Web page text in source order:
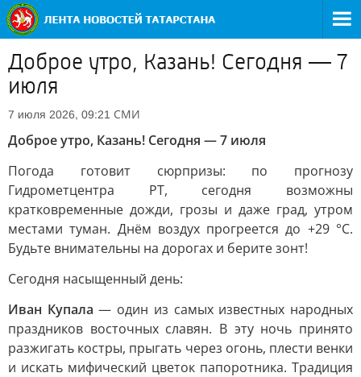
Доброе утро, Казань! Сегодня — 7
июля
7 июля 2026, 09:21 СМИ
Доброе утро, Казань! Сегодня — 7 июля
Погода готовит сюрпризы: по прогнозу
Гидрометцентра РТ, сегодня возможны
кратковременные дожди, грозы и даже град, утром
местами туман. Днём воздух прогреется до +29 °C.
Будьте внимательны на дорогах и берите зонт!
Сегодня насыщенный день:
Иван Купала — один из самых известных народных
праздников восточных славян. В эту ночь принято
разжигать костры, прыгать через огонь, плести венки
и искать мифический цветок папоротника. Традиция